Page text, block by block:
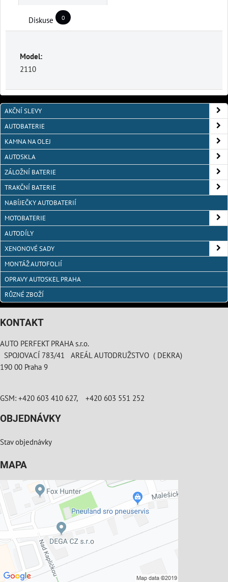
Diskuse 0
Model:
2110
AKČNÍ SLEVY
AUTOBATERIE
KAMNA NA OLEJ
AUTOSKLA
ZÁLOŽNÍ BATERIE
TRAKČNÍ BATERIE
NABÍJEČKY AUTOBATERIÍ
MOTOBATERIE
AUTODÍLY
XENONOVÉ SADY
MONTÁŽ AUTOFOLIÍ
OPRAVY AUTOSKEL PRAHA
RŮZNÉ ZBOŽÍ
KONTAKT
AUTO PERFEKT PRAHA s.r.o.
SPOJOVACÍ 783/41 AREÁL AUTODRUŽSTVO ( DEKRA)
190 00 Praha 9
GSM: +420 603 410 627, +420 603 551 252
OBJEDNÁVKY
Stav objednávky
MAPA